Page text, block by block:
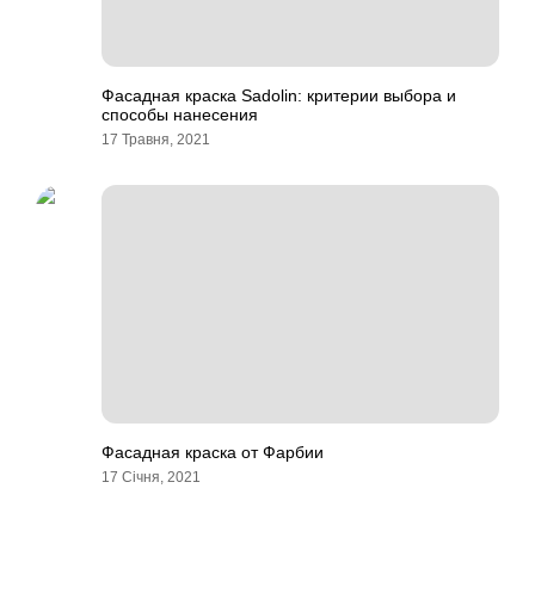
Фасадная краска Sadolin: критерии выбора и
способы нанесения
17 Травня, 2021
Фасадная краска от Фарбии
17 Січня, 2021